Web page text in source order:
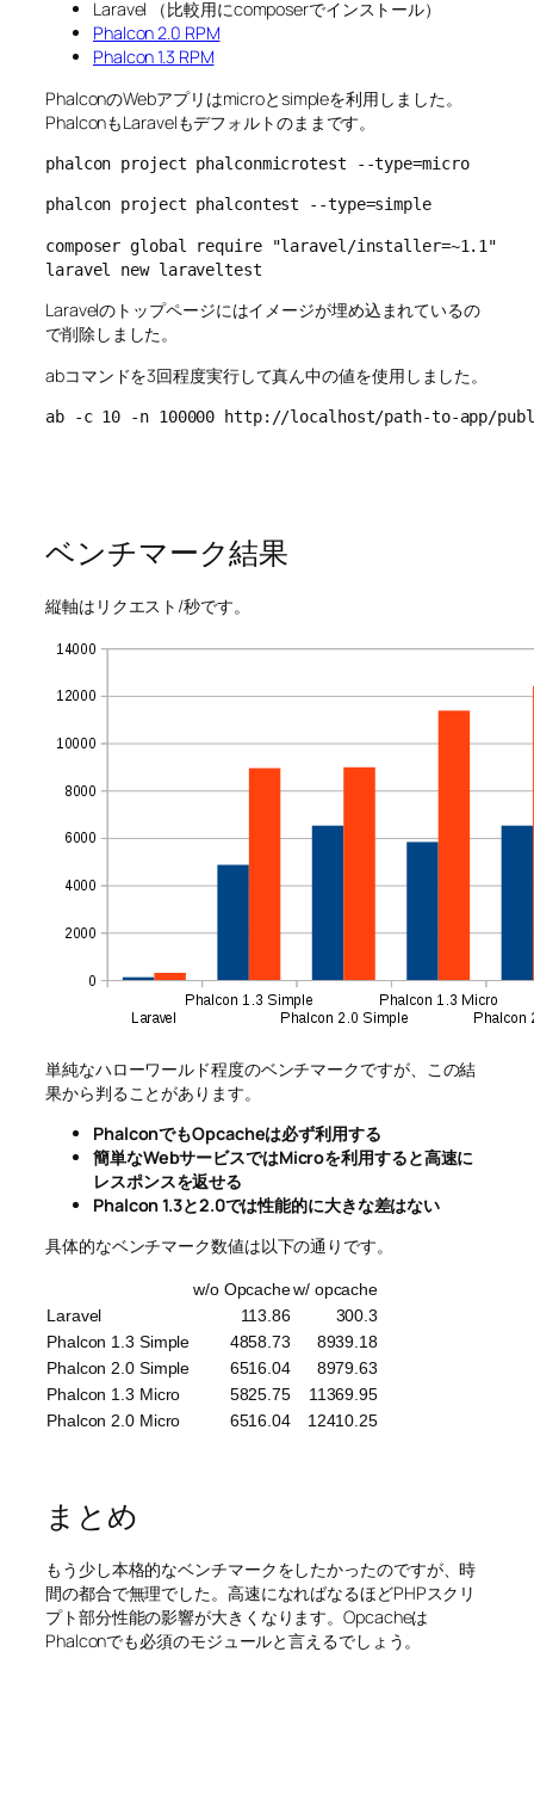
Laravel （比較用にcomposerでインストール）
Phalcon 2.0 RPM
Phalcon 1.3 RPM
PhalconのWebアプリはmicroとsimpleを利用しました。
PhalconもLaravelもデフォルトのままです。
phalcon project phalconmicrotest --type=micro
phalcon project phalcontest --type=simple
composer global require "laravel/installer=~1.1"
laravel new laraveltest
Laravelのトップページにはイメージが埋め込まれているの
で削除しました。
abコマンドを3回程度実行して真ん中の値を使用しました。
ab -c 10 -n 100000 http://localhost/path-to-app/
ベンチマーク結果
縦軸はリクエスト/秒です。
単純なハローワールド程度のベンチマークですが、この結
果から判ることがあります。
PhalconでもOpcacheは必ず利用する
簡単なWebサービスではMicroを利用すると高速に
レスポンスを返せる
Phalcon 1.3と2.0では性能的に大きな差はない
具体的なベンチマーク数値は以下の通りです。
w/o Opcachew/ opcache
Laravel
113.86
300.3
Phalcon 1.3 Simple
4858.73
8939.18
Phalcon 2.0 Simple
6516.04
8979.63
Phalcon 1.3 Micro
5825.75
11369.95
Phalcon 2.0 Micro
6516.04 12410.25
まとめ
もう少し本格的なベンチマークをしたかったのですが、時
間の都合で無理でした。高速になればなるほどPHPスクリ
プト部分性能の影響が大きくなります。Opcacheは
Phalconでも必須のモジュールと言えるでしょう。